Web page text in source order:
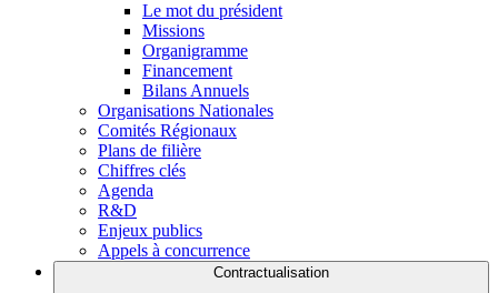
Le mot du président
Missions
Organigramme
Financement
Bilans Annuels
Organisations Nationales
Comités Régionaux
Plans de filière
Chiffres clés
Agenda
R&D
Enjeux publics
Appels à concurrence
Contractualisation